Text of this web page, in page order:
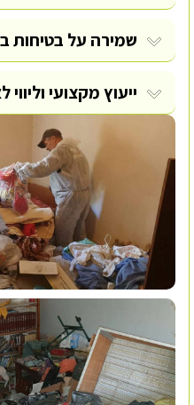
שמירה על בטיחות
ייעוץ מקצועי